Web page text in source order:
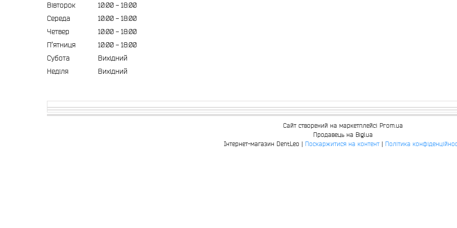
Вівторок 10:00
18:00
Середа
10:00
18:00
Четвер
10:00
18:00
Пʼятниця
10:00
18:00
Субота
Вихідний
Неділя
Вихідний
Сайт створений на маркетплейсі Prom.ua
Продавець на Bigl.ua
Поскаржитися на контент Політика